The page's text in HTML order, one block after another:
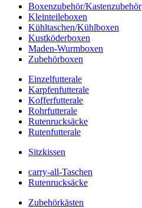
Boxenzubehör/Kastenzubehör
Kleinteileboxen
Kühltaschen/Kühlboxen
Kustköderboxen
Maden-Wurmboxen
Zubehörboxen
Einzelfutterale
Karpfenfutterale
Kofferfutterale
Rohrfutterale
Rutenrucksäcke
Rutenfutterale
Sitzkissen
carry-all-Taschen
Rutenrucksäcke
Zubehörkästen